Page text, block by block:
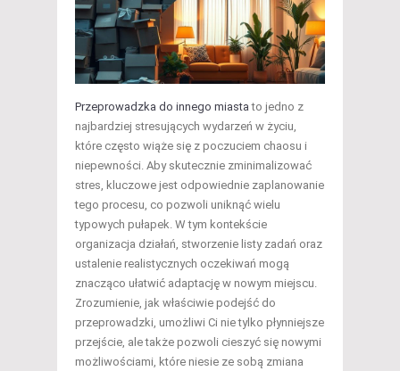
Przeprowadzka do innego miasta to jedno z
najbardziej stresujących wydarzeń w życiu,
które często wiąże się z poczuciem chaosu i
niepewności. Aby skutecznie zminimalizować
stres, kluczowe jest odpowiednie zaplanowanie
tego procesu, co pozwoli uniknąć wielu
typowych pułapek. W tym kontekście
organizacja działań, stworzenie listy zadań oraz
ustalenie realistycznych oczekiwań mogą
znacząco ułatwić adaptację w nowym miejscu.
Zrozumienie, jak właściwie podejść do
przeprowadzki, umożliwi Ci nie tylko płynniejsze
przejście, ale także pozwoli cieszyć się nowymi
możliwościami, które niesie ze sobą zmiana